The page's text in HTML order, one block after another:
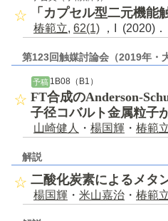
「カプセル型二元機能
椿範立, 62(1) ，I (2020)．
第123回触媒討論会（2019年・
予稿 1B08（B1）
FT合成のAnderson-
子径コバルト金属粒子
山崎健人 ・ 楊国輝 ・ 椿範
解説
二酸化炭素によるメタ
楊国輝 ・ 米山嘉治 ・ 椿範